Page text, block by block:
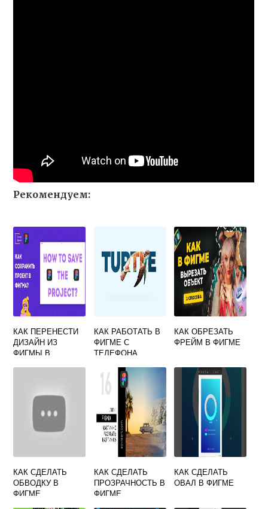
Рекомендуем:
КАК ПЕРЕНЕСТИ
ДИЗАЙН ИЗ
ФИГМЫ В
КАК РАБОТАТЬ В
ФИГМЕ С
ТЕЛЕФОНА
КАК ОБРЕЗАТЬ
ФРЕЙМ В ФИГМЕ
КАК СДЕЛАТЬ
ОБВОДКУ В
ФИГМЕ
КАК СДЕЛАТЬ
ПРОЗРАЧНОСТЬ В
ФИГМЕ
КАК СДЕЛАТЬ
ОВАЛ В ФИГМЕ